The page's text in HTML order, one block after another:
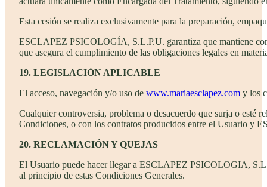
Esta cesión se realiza exclusivamente para la preparación,
ESCLAPEZ PSICOLOGÍA, S.L.P.U. garantiza que mantiene
que asegura el cumplimiento de las obligaciones legales en
19. LEGISLACIÓN APLICABLE
El acceso, navegación y/o uso de www.mariaesclapez.com y los
Cualquier controversia, problema o desacuerdo que surja o esté
Condiciones, o con los contratos producidos entre el Usuario y
20. RECLAMACIÓN Y QUEJAS
El Usuario puede hacer llegar a ESCLAPEZ PSICOLOGIA,
al principio de estas Condiciones Generales.